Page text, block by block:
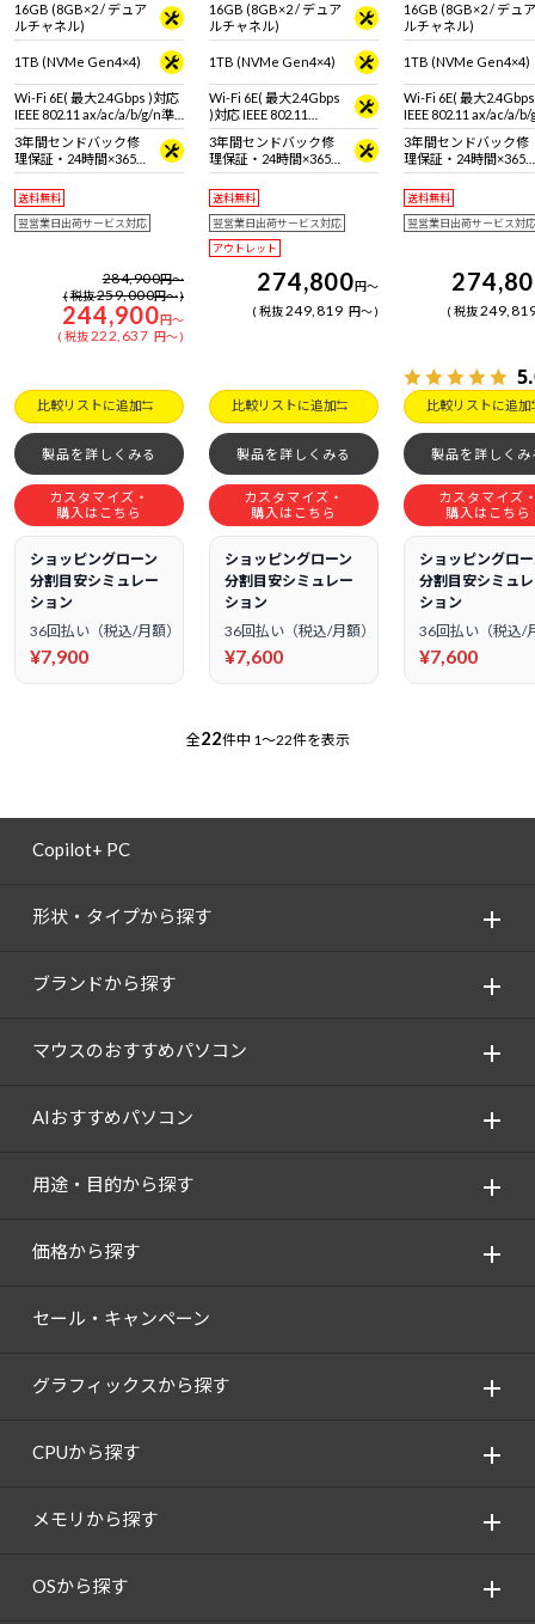
16GB (8GB×2 / デュア
ルチャネル)
1TB (NVMe Gen4×4)
Wi-Fi 6E( 最大2.4Gbps )対応
IEEE 802.11 ax/ac/a/b/g/n準
拠 ＋ Bluetooth 5内蔵
3年間センドバック修
理保証・24時間×365
日電話サポート
送料無料
翌営業日出荷サービス対応
284,900円～
税抜259,000円～
244,900円～
税抜222,637 円～
比較リストに追加
製品を詳しくみる
カスタマイズ・
購入はこちら
ショッピングローン
分割目安シミュレー
ション
36回払い（税込/月額）
¥7,900
16GB (8GB×2 / デュア
ルチャネル)
1TB (NVMe Gen4×4)
Wi-Fi 6E( 最大2.4Gbps
)対応 IEEE 802.11
ax/ac/a/b/g/n準拠 ＋
Bluetooth 5内蔵
3年間センドバック修
理保証・24時間×365
日電話サポート
送料無料
翌営業日出荷サービス対応
アウトレット
274,800円～
税抜249,819 円～
比較リストに追加
製品を詳しくみる
カスタマイズ・
購入はこちら
ショッピングローン
分割目安シミュレー
ション
36回払い（税込/月額）
¥7,600
16GB (8GB×2 / デュア
ルチャネル)
1TB (NVMe Gen4×4)
Wi-Fi 6E( 最大
IEEE 802.11 ax/ac/a/
拠 ＋ Bluetooth 5内蔵
3年間センドバック修
理保証・24時間×365
日電話サポート
送料無料
翌営業日出荷サービス対応
税抜
比較リストに追加
製品を詳しくみ
カスタマイズ
購入はこちら
ショッピングロ
分割目安シミュ
ション
36回払い（税込/
¥7,600
全22件中 1～22件を表示
Copilot+ PC
形状・タイプから探す
ブランドから探す
マウスのおすすめパソコン
AIおすすめパソコン
用途・目的から探す
価格から探す
セール・キャンペーン
グラフィックスから探す
CPUから探す
メモリから探す
OSから探す